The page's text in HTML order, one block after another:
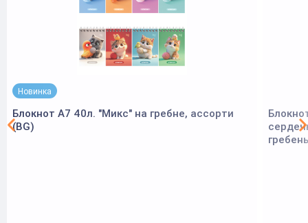
Новинка
Блокнот А7 40л. "Микс" на гребне, ассорти
(BG)